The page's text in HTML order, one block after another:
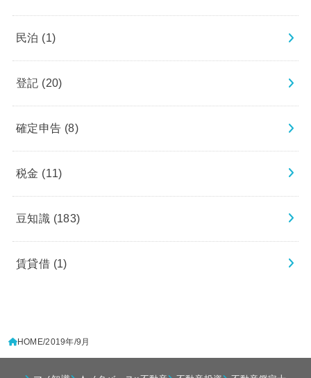
民泊 (1)
登記 (20)
確定申告 (8)
税金 (11)
豆知識 (183)
賃貸借 (1)
HOME 2019年 9月